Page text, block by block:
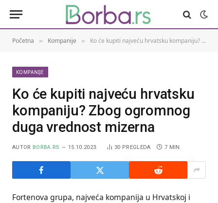
Početna » Kompanije » Ko će kupiti najveću hrvatsku kompaniju? Zbog ogromnog duga vrednost mizerna
KOMPANIJE
Ko će kupiti najveću hrvatsku
kompaniju? Zbog ogromnog
duga vrednost mizerna
AUTOR BORBA.RS 15.10.2023. 30 PREGLEDA 7 MIN.
Fortenova grupa, najveća kompanija u Hrvatskoj i